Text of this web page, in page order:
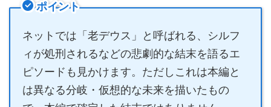
ポイント
ネットでは「老デウス」と呼ばれる、シルフ
ィが処刑されるなどの悲劇的な結末を語るエ
ピソードも見かけます。ただしこれは本編と
は異なる分岐・仮想的な未来を描いたもの